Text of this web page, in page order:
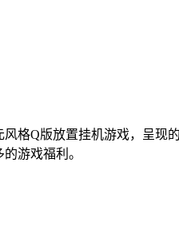
格Q版放置挂机游戏，呈
游戏福利。